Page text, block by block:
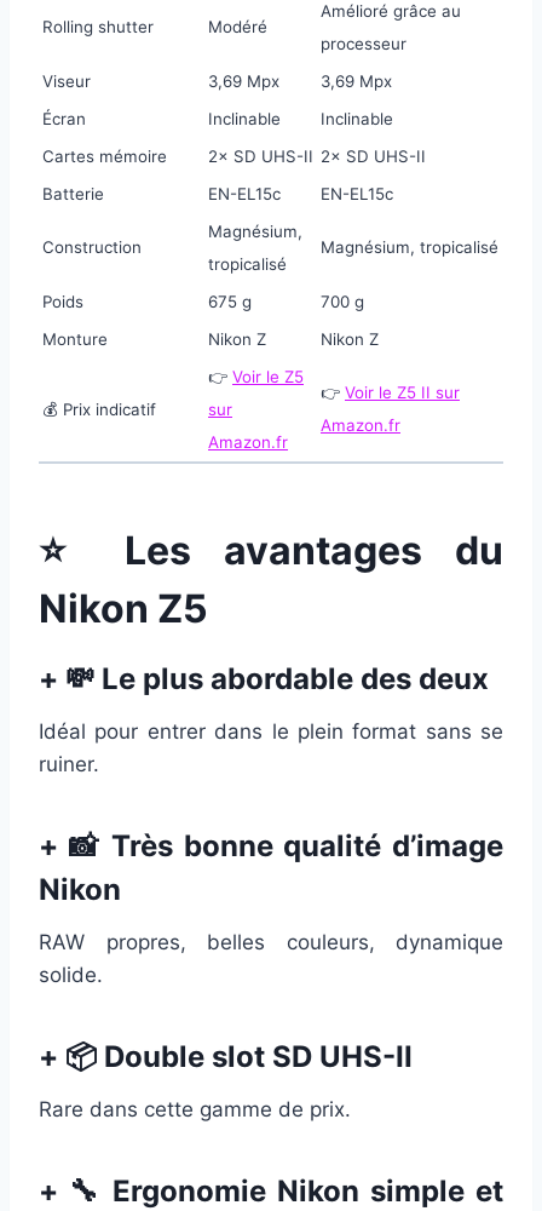
Rolling shutter Modéré
Amélioré grâce au
processeur
Viseur
3,69 Mpx
3,69 Mpx
Écran
Inclinable
Inclinable
Cartes mémoire
2× SD UHS-II 2× SD UHS-II
Batterie
EN-EL15c EN-EL15c
Construction
Magnésium,
tropicalisé
Magnésium, tropicalisé
Poids 675 g
700 g
Monture
Nikon Z Nikon Z
💰 Prix indicatif
👉 Voir le Z5
sur
Amazon.fr
👉 Voir le Z5 II sur
Amazon.fr
⭐ Les avantages du
Nikon Z5
+ 💸 Le plus abordable des deux
Idéal pour entrer dans le plein format sans se
ruiner.
+ 📸 Très bonne qualité d’image
Nikon
RAW propres, belles couleurs, dynamique
solide.
+ 📦 Double slot SD UHS-II
Rare dans cette gamme de prix.
+ 🔧 Ergonomie Nikon simple et